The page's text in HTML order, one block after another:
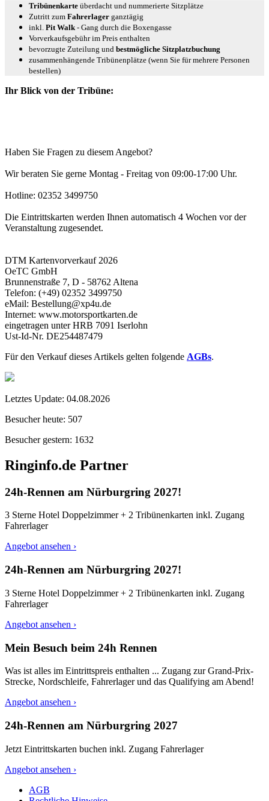
Tribünenkarte überdacht und nummerierte Sitzplätze
Zutritt zum Fahrerlager ganztägig
inkl. Pit Walk - Gang durch die Boxengasse
Vorverkaufsgebühr im Preis enthalten
bevorzugte Zuteilung und bestmögliche Sitzplatzbuchung
zusammenhängende Tribünenplätze (wenn Sie für mehrere Personen
bestellen)
Ihr Blick von der Tribüne:
Haben Sie Fragen zu diesem Angebot?
Wir beraten Sie gerne Montag - Freitag von 09:00-17:00 Uhr.
Hotline: 02352 3499750
Die Eintrittskarten werden Ihnen automatisch 4 Wochen vor der
Veranstaltung zugesendet.
DTM Kartenvorverkauf 2026
OeTC GmbH
Brunnenstraße 7, D - 58762 Altena
Telefon: (+49) 02352 3499750
eMail: Bestellung@xp4u.de
Internet: www.motorsportkarten.de
eingetragen unter HRB 7091 Iserlohn
Ust-Id-Nr. DE254487479
Für den Verkauf dieses Artikels gelten folgende AGBs.
Letztes Update: 04.08.2026
Besucher heute: 507
Besucher gestern: 1632
Ringinfo.de Partner
24h-Rennen am Nürburgring 2027!
3 Sterne Hotel Doppelzimmer + 2 Tribünenkarten inkl. Zugang
Fahrerlager
Angebot ansehen ›
24h-Rennen am Nürburgring 2027!
3 Sterne Hotel Doppelzimmer + 2 Tribünenkarten inkl. Zugang
Fahrerlager
Angebot ansehen ›
Mein Besuch beim 24h Rennen
Was ist alles im Eintrittspreis enthalten ... Zugang zur Grand-Prix-
Strecke, Nordschleife, Fahrerlager und das Qualifying am Abend!
Angebot ansehen ›
24h-Rennen am Nürburgring 2027
Jetzt Eintrittskarten buchen inkl. Zugang Fahrerlager
Angebot ansehen ›
AGB